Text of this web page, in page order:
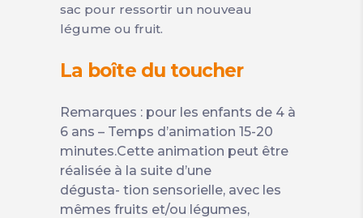
sac pour ressortir un nouveau
légume ou fruit.
La boîte du toucher
Remarques : pour les enfants de 4 à
6 ans – Temps d’animation 15-20
minutes.Cette animation peut être
réalisée à la suite d’une
dégusta- tion sensorielle, avec les
mêmes fruits et/ou légumes,